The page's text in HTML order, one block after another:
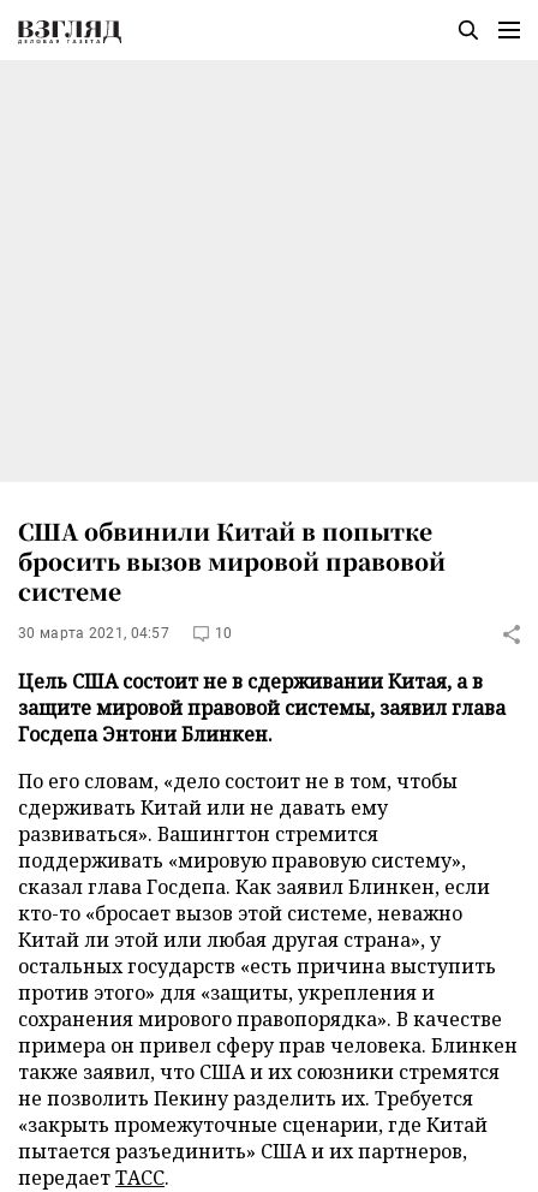
США обвинили Китай в попытке
бросить вызов мировой правовой
системе
30 марта 2021, 04:57 10
Цель США состоит не в сдерживании Китая, а в
защите мировой правовой системы, заявил глава
Госдепа Энтони Блинкен.
По его словам, «дело состоит не в том, чтобы
сдерживать Китай или не давать ему
развиваться». Вашингтон стремится
поддерживать «мировую правовую систему»,
сказал глава Госдепа. Как заявил Блинкен, если
кто-то «бросает вызов этой системе, неважно
Китай ли этой или любая другая страна», у
остальных государств «есть причина выступить
против этого» для «защиты, укрепления и
сохранения мирового правопорядка». В качестве
примера он привел сферу прав человека. Блинкен
также заявил, что США и их союзники стремятся
не позволить Пекину разделить их. Требуется
«закрыть промежуточные сценарии, где Китай
пытается разъединить» США и их партнеров,
передаетТАСС.